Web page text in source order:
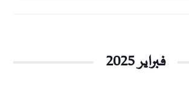
فبراير 2025